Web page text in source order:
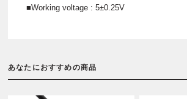
■Working voltage : 5±0.25V
あなたにおすすめの商品